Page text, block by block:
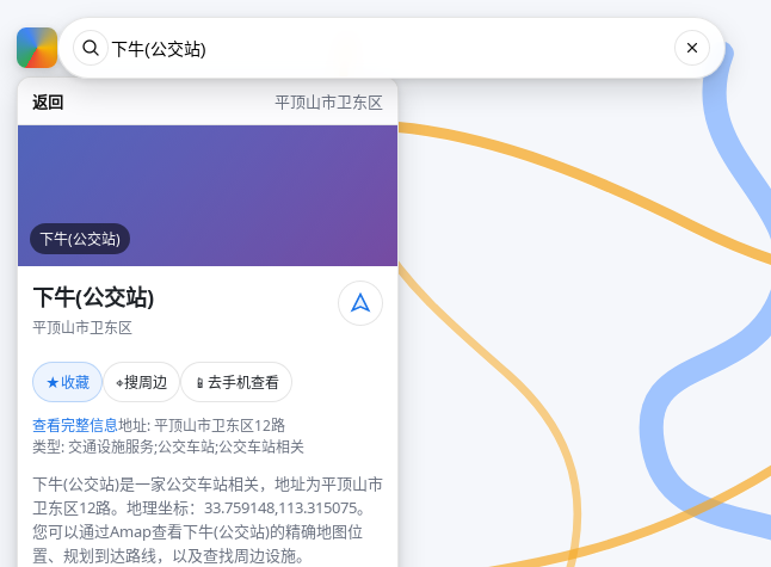
返回 平顶山市卫东区
下牛(公交站)
下牛(公交站)
平顶山市卫东区
★收藏 ⌖搜周边 📱 去手机查看
查看完整信息地址: 平顶山市卫东区12路
类型: 交通设施服务;公交车站;公交车站相关
下牛(公交站)是一家公交车站相关，地址为平顶山市
卫东区12路。地理坐标：33.759148,113.315075。
您可以通过Amap查看下牛(公交站)的精确地图位
置、规划到达路线，以及查找周边设施。